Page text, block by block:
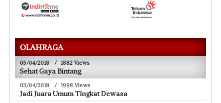
OLAHRAGA
05/04/2018 / 1882 Views
Sehat Gaya Bintang
03/04/2018 / 1998 Views
Jadi Juara Umum Tingkat Dewasa